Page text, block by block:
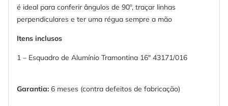
é ideal para conferir ângulos de 90º, traçar linhas
perpendiculares e ter uma régua sempre a mão
Itens inclusos
1 – Esquadro de Alumínio Tramontina 16" 43171/016
Garantia: 6 meses (contra defeitos de fabricação)